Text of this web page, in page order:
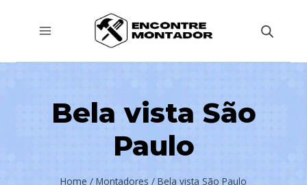
Bela vista São
Paulo
Home / Montadores / Bela vista São Paulo